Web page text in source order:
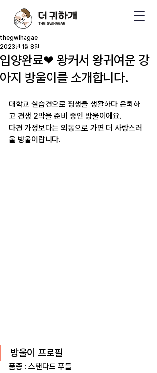
입양완료❤ 왕커서 왕귀여운 강
아지 방울이를 소개합니다.
thegwihagae
2023년 1월 8일
대학교 실습견으로 평생을 생활하다 은퇴하
고 견생 2막을 준비 중인 방울이에요.
다견 가정보다는 외동으로 가면 더 사랑스러
울 방울이랍니다.
방울이 프로필
품종 : 스탠다드 푸들